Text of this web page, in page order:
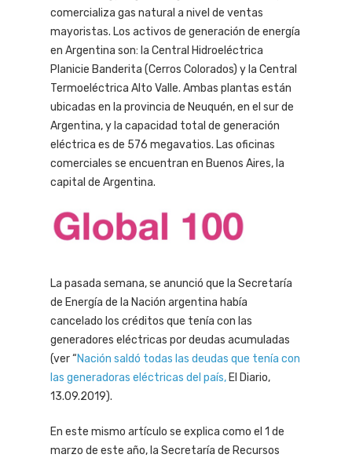
comercializa gas natural a nivel de ventas
mayoristas. Los activos de generación de energía
en Argentina son: la Central Hidroeléctrica
Planicie Banderita (Cerros Colorados) y la Central
Termoeléctrica Alto Valle. Ambas plantas están
ubicadas en la provincia de Neuquén, en el sur de
Argentina, y la capacidad total de generación
eléctrica es de 576 megavatios. Las oficinas
comerciales se encuentran en Buenos Aires, la
capital de Argentina.
La pasada semana, se anunció que la Secretaría
de Energía de la Nación argentina había
cancelado los créditos que tenía con las
generadores eléctricas por deudas acumuladas
(ver “Nación saldó todas las deudas que tenía con
las generadoras eléctricas del país, El Diario,
13.09.2019).
En este mismo artículo se explica como el 1 de
marzo de este año, la Secretaría de Recursos